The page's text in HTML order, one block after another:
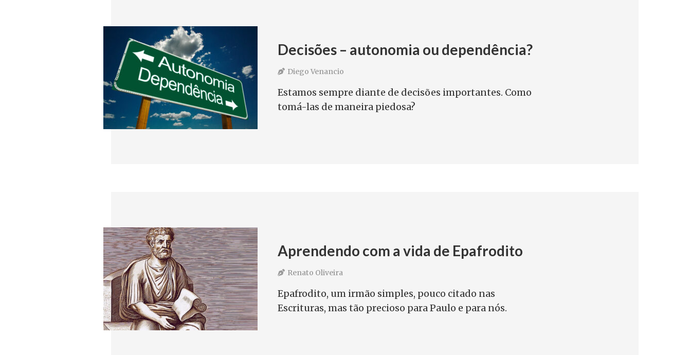
Decisões – autonomia ou dependência?
Diego Venancio
Estamos sempre diante de decisões importantes. Como
tomá-las de maneira piedosa?
Aprendendo com a vida de Epafrodito
Renato Oliveira
Epafrodito, um irmão simples, pouco citado nas
Escrituras, mas tão precioso para Paulo e para nós.